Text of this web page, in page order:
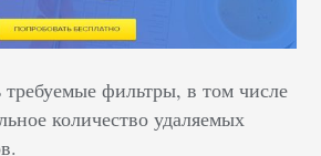
требуемые фильтры, в том числе
количество удаляемых